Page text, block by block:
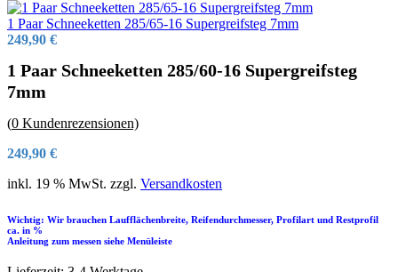
1 Paar Schneeketten 285/65-16 Supergreifsteg 7mm
249,90 €
1 Paar Schneeketten 285/60-16 Supergreifsteg
7mm
(0 Kundenrezensionen)
249,90 €
inkl. 19 % MwSt. zzgl. Versandkosten
Wichtig: Wir brauchen Laufflächenbreite, Reifendurchmesser, Profilart und Restprofil
ca. in %
Anleitung zum messen siehe Menüleiste